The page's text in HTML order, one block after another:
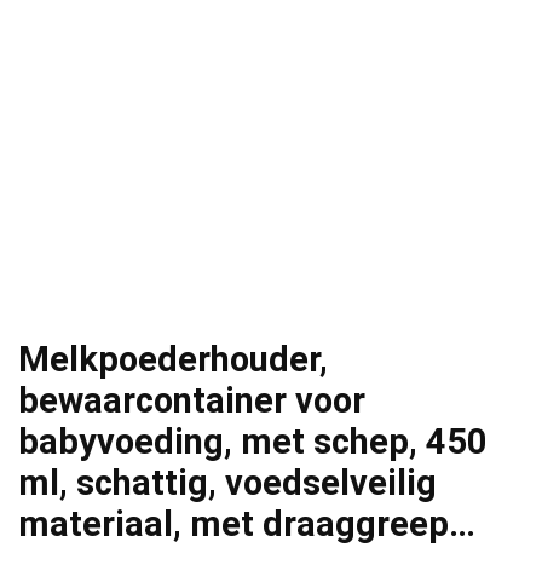
Melkpoederhouder,
bewaarcontainer voor
babyvoeding, met schep, 450
ml, schattig, voedselveilig
materiaal, met draaggreep…